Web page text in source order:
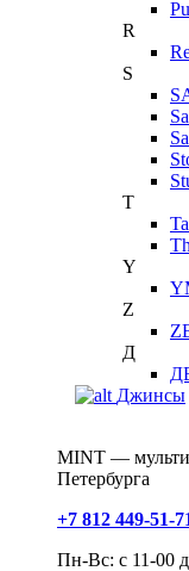
R
S
T
Y
Z
Д
Джинсы
MINT —
Петербурга
+7 812 449-51-
Пн-Вс: с 11-00